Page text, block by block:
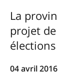
La
projet
04 avril 2016